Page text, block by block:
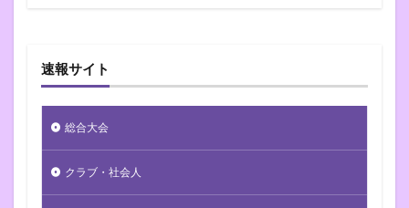
速報サイト
総合大会
クラブ・社会人